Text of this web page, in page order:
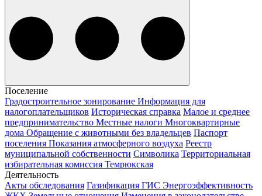
Поселение
Градостроительное зонирование Информация для
налогоплательщиков Историческая справка Малое и среднее
предпринимательство Местные налоги Многоквартирные
дома Обращение с животными без владельцев Паспорт
поселения Показания атмосферного воздуха Реестр
муниципальной собственности Символика Территориальная
избирательная комиссия Темрюкская
Деятельность
Акты обследования Газификация ГИС Энергоэффективность